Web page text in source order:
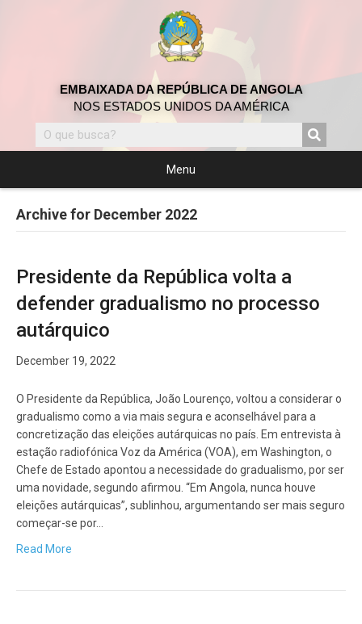
EMBAIXADA DA REPÚBLICA DE ANGOLA
NOS ESTADOS UNIDOS DA AMÉRICA
Menu
Archive for December 2022
Presidente da República volta a
defender gradualismo no processo
autárquico
December 19, 2022
O Presidente da República, João Lourenço, voltou a considerar o
gradualismo como a via mais segura e aconselhável para a
concretização das eleições autárquicas no país. Em entrevista à
estação radiofónica Voz da América (VOA), em Washington, o
Chefe de Estado apontou a necessidade do gradualismo, por ser
uma novidade, segundo afirmou. “Em Angola, nunca houve
eleições autárquicas”, sublinhou, argumentando ser mais seguro
começar-se por…
Read More